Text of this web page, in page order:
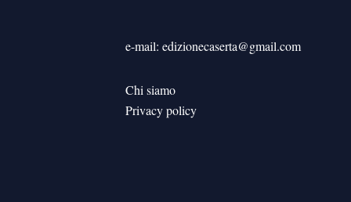
e-mail: edizionecaserta@gmail.com
Chi siamo
Privacy policy